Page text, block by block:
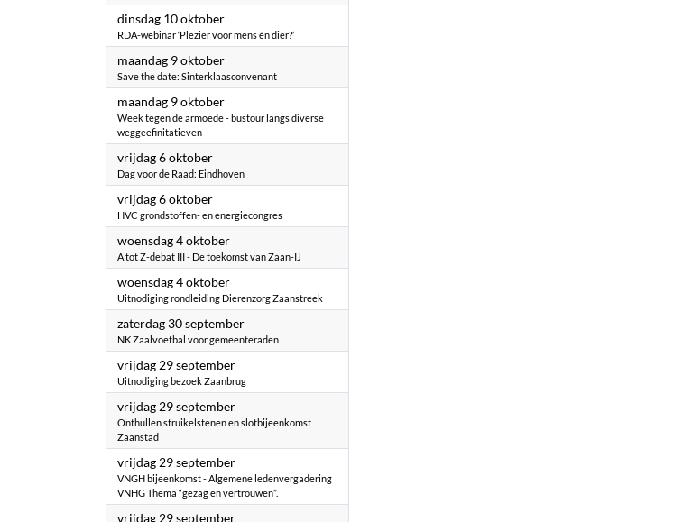
dinsdag 10 oktober2023
RDA-webinar ‘Plezier voor mens én dier?’
maandag 9 oktober2023
Save the date: Sinterklaasconvenant
maandag 9 oktober2023
Week tegen de armoede - bustour langs diverse
weggeefinitatieven
vrijdag 6 oktober2023
Dag voor de Raad: Eindhoven
vrijdag 6 oktober2023
HVC grondstoffen- en energiecongres
woensdag 4 oktober2023
A tot Z-debat III - De toekomst van Zaan-IJ
woensdag 4 oktober2023
Uitnodiging rondleiding Dierenzorg Zaanstreek
zaterdag 30 september2023
NK Zaalvoetbal voor gemeenteraden
vrijdag 29 september2023
Uitnodiging bezoek Zaanbrug
vrijdag 29 september2023
Onthullen struikelstenen en slotbijeenkomst
Zaanstad
vrijdag 29 september2023
VNGH bijeenkomst - Algemene ledenvergadering
VNHG Thema “gezag en vertrouwen”.
vrijdag 29 september2023